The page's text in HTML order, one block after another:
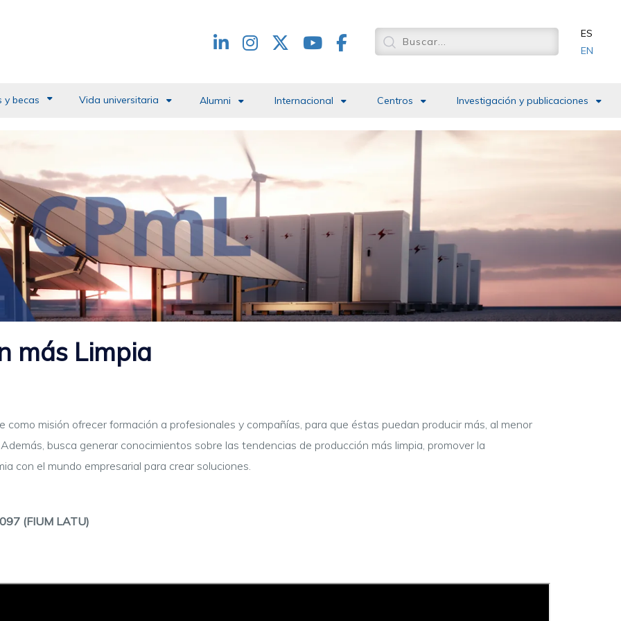
Redes
ES
EN
y becas Vida universitaria Alumni Internacional Centros Investigación y publicaciones
más Limpia
como misión ofrecer formación a profesionales y compañías, para que éstas puedan producir más, al menor
busca generar conocimientos sobre las tendencias de producción más limpia, promover la
con el mundo empresarial para crear soluciones.
(FIUM LATU)